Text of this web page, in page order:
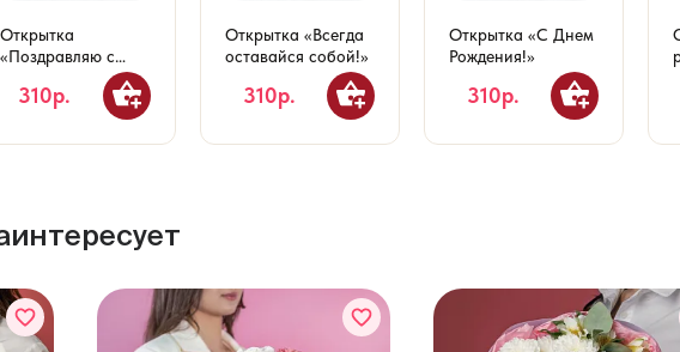
Открытка
«Поздравляю с
Днем Рождения!»
310р.
Открытка «Всегда
оставайся собой!»
310р.
Открытка «С Днем
Рождения!»
310р.